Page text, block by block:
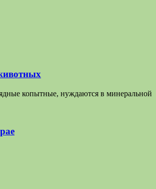
копытные, нуждаются в минеральной